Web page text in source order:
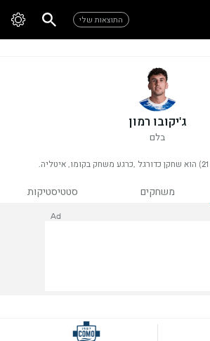
התוצאות שלי
ג'יקובו רמון
בלם
משחקים סטטיסטיקות
Ad